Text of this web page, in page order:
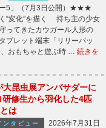
ー5」（7月3日公開）★★★
“変化”を描く 持ち主の少女
ってきたカウガール人形の
ブレット端末「リリーパッ
おもちゃと遊ぶ時 … 続きを
大昆虫展アンバサダーに
修生から羽化した4匹
は
ンタビュー
2026年7月31日